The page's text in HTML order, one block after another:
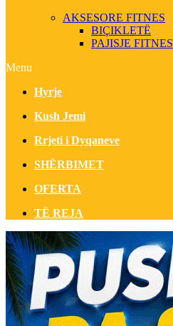
AKSESORE FITNES
BIÇIKLETË
PAJISJE FITNES
Menu
Hyrje
Kush Jemi
Rrjeti i Dyqaneve
SHËRBIMET
OFERTA
TË REJA